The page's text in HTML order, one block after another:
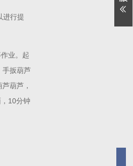
进行提
业。起
手扳葫芦
葫芦，
10分钟